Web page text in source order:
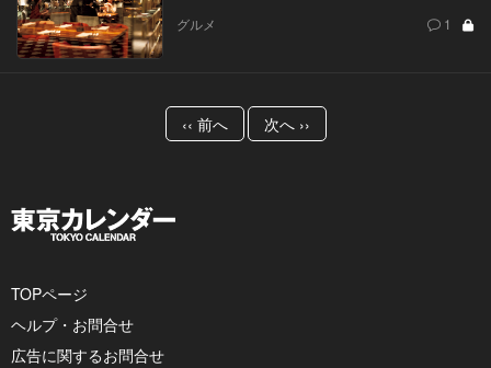
グルメ 1
‹‹ 前へ 次へ ››
TOPページ
ヘルプ・お問合せ
広告に関するお問合せ